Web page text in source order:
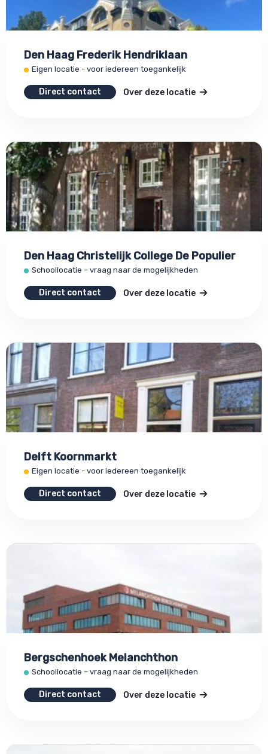
Den Haag Frederik Hendriklaan
Eigen locatie - voor iedereen toegankelijk
Direct contact Over deze locatie
Den Haag Christelijk College De Populier
Schoollocatie – vraag naar de mogelijkheden
Direct contact Over deze locatie
Delft Koornmarkt
Eigen locatie - voor iedereen toegankelijk
Direct contact Over deze locatie
Bergschenhoek Melanchthon
Schoollocatie – vraag naar de mogelijkheden
Direct contact Over deze locatie